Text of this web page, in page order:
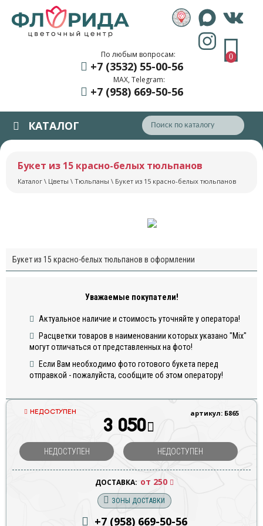
По любым вопросам:
+7 (3532) 55-00-56
MAX, Telegram:
+7 (958) 669-50-56
0
КАТАЛОГ
Букет из 15 красно-белых тюльпанов
Каталог \ Цветы \ Тюльпаны \ Букет из 15 красно-белых тюльпанов
Букет из 15 красно-белых тюльпанов в оформлении
Уважаемые покупатели!
Актуальное наличие и стоимость уточняйте у оператора!
Расцветки товаров в наименовании которых указано "Mix"
могут отличаться от представленных на фото!
Если Вам необходимо фото готового букета перед
отправкой - пожалуйста, сообщите об этом оператору!
артикул: Б865
НЕДОСТУПЕН
3 050
НЕДОСТУПЕН НЕДОСТУПЕН
ДОСТАВКА: от 250
ЗОНЫ ДОСТАВКИ
+7 (958) 669-50-56